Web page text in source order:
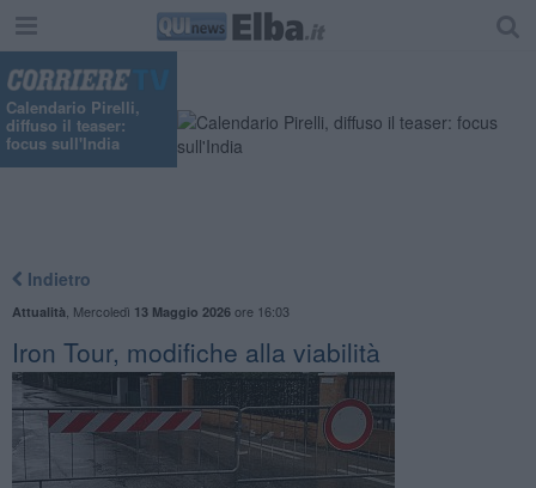
Calendario Pirelli,
diffuso il teaser:
focus sull'India
Indietro
Attualità Mercoledì 13 Maggio 2026ore 16:03
Iron Tour, modifiche alla viabilità